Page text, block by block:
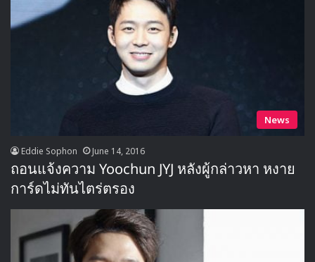
News
Eddie Sophon June 14, 2016
ถอนแจ้งความ Yoochun JYJ หลังผู้กล่าวหา หงาย
การ์ดไม่ทันไตร่ตรอง